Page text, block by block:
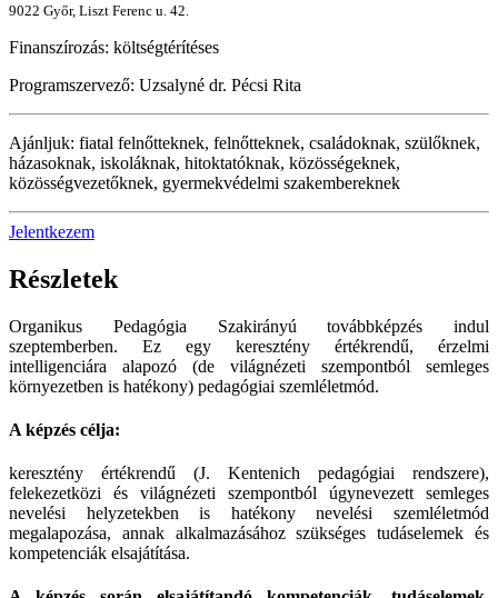
9022 Győr, Liszt Ferenc u. 42.
Finanszírozás: költségtérítéses
Programszervező: Uzsalyné dr. Pécsi Rita
Ajánljuk: fiatal felnőtteknek, felnőtteknek, családoknak, szülőknek,
házasoknak, iskoláknak, hitoktatóknak, közösségeknek,
közösségvezetőknek, gyermekvédelmi szakembereknek
Jelentkezem
Részletek
Organikus Pedagógia Szakirányú továbbképzés indul
szeptemberben. Ez egy keresztény értékrendű, érzelmi
intelligenciára alapozó (de világnézeti szempontból semleges
környezetben is hatékony) pedagógiai szemléletmód.
A képzés célja:
keresztény értékrendű (J. Kentenich pedagógiai rendszere),
felekezetközi és világnézeti szempontból úgynevezett semleges
nevelési helyzetekben is hatékony nevelési szemléletmód
megalapozása, annak alkalmazásához szükséges tudáselemek és
kompetenciák elsajátítása.